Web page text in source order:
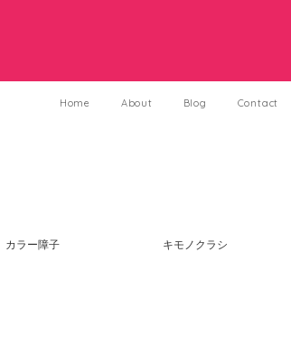
Home About Blog Contact
カラー障子 キモノクラシ